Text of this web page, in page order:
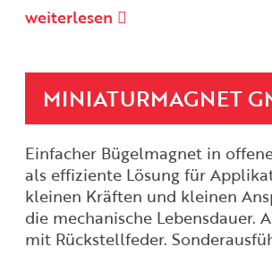
weiterlesen
MINIATURMAGNET
Einfacher Bügelmagnet in
als effiziente Lösung für
kleinen Kräften und kleinen
die mechanische Lebensdauer.
mit Rückstellfeder.